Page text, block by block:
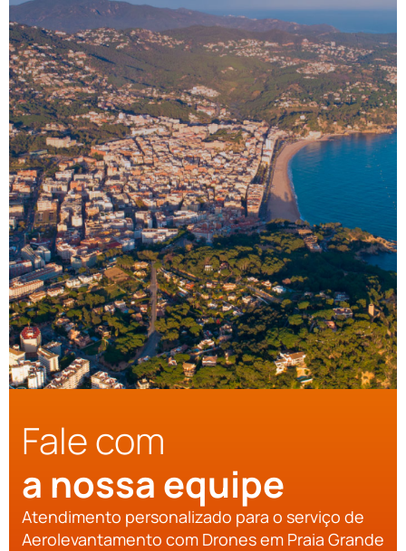
Fale com
a nossa equipe
Atendimento personalizado para o serviço de
Aerolevantamento com Drones em Praia Grande